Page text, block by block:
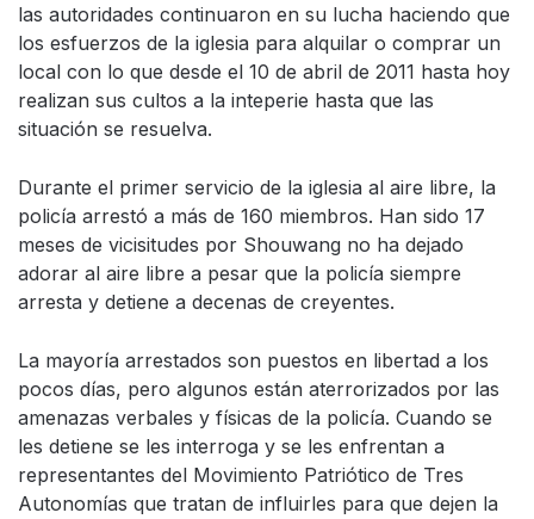
las autoridades continuaron en su lucha haciendo que
los esfuerzos de la iglesia para alquilar o comprar un
local con lo que desde el 10 de abril de 2011 hasta hoy
realizan sus cultos a la inteperie hasta que las
situación se resuelva.
Durante el primer servicio de la iglesia al aire libre, la
policía arrestó a más de 160 miembros. Han sido 17
meses de vicisitudes por Shouwang no ha dejado
adorar al aire libre a pesar que la policía siempre
arresta y detiene a decenas de creyentes.
La mayoría arrestados son puestos en libertad a los
pocos días, pero algunos están aterrorizados por las
amenazas verbales y físicas de la policía. Cuando se
les detiene se les interroga y se les enfrentan a
representantes del Movimiento Patriótico de Tres
Autonomías que tratan de influirles para que dejen la